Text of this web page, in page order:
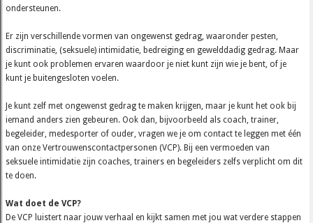
ondersteunen.
Er zijn verschillende vormen van ongewenst gedrag, waaronder pesten,
discriminatie, (seksuele) intimidatie, bedreiging en gewelddadig gedrag. Maar
je kunt ook problemen ervaren waardoor je niet kunt zijn wie je bent, of je
kunt je buitengesloten voelen.
Je kunt zelf met ongewenst gedrag te maken krijgen, maar je kunt het ook bij
iemand anders zien gebeuren. Ook dan, bijvoorbeeld als coach, trainer,
begeleider, medesporter of ouder, vragen we je om contact te leggen met één
van onze Vertrouwenscontactpersonen (VCP). Bij een vermoeden van
seksuele intimidatie zijn coaches, trainers en begeleiders zelfs verplicht om dit
te doen.
Wat doet de VCP?
De VCP luistert naar jouw verhaal en kijkt samen met jou wat verdere stappen